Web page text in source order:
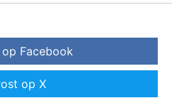
op Facebook
op X